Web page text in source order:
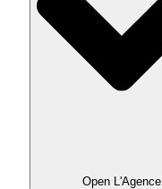
Open L'Agence